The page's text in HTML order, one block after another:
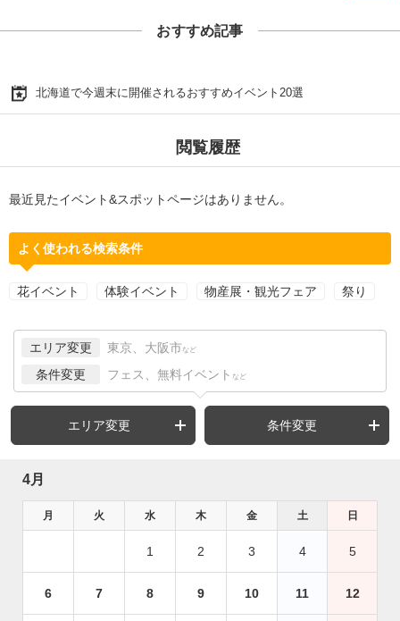
おすすめ記事
北海道で今週末に開催されるおすすめイベント20選
閲覧履歴
最近見たイベント&スポットページはありません。
よく使われる検索条件
花イベント 体験イベント 物産展・観光フェア 祭り
エリア変更 東京、大阪市 など
条件変更 フェス、無料イベント など
エリア変更 条件変更
4月
月 火 水 木 金 土 日
1 2 3 4 5
6 7 8 9 10 11 12